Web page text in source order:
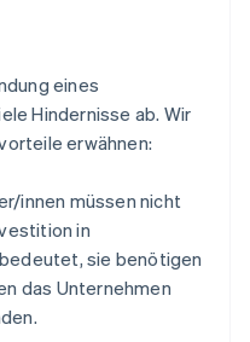
eines
Hindernisse ab. Wir
erwähnen:
innen müssen nicht
in
sie benötigen
das Unternehmen